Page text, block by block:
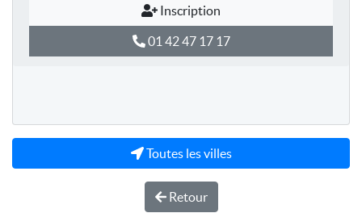
Inscription
01 42 47 17 17
Toutes les villes
Retour